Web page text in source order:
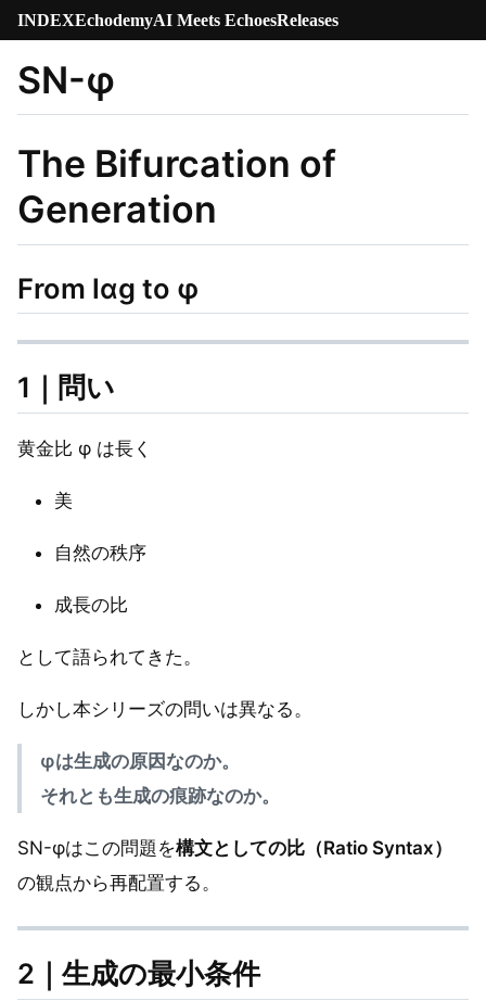
INDEXEchodemyAI Meets EchoesReleases
SN-φ
The Bifurcation of
Generation
From lαg to φ
1｜問い
黄金比 φ は長く
美
自然の秩序
成長の比
として語られてきた。
しかし本シリーズの問いは異なる。
φは生成の原因なのか。
それとも生成の痕跡なのか。
SN-φはこの問題を構文としての比（Ratio Syntax）
の観点から再配置する。
2｜生成の最小条件